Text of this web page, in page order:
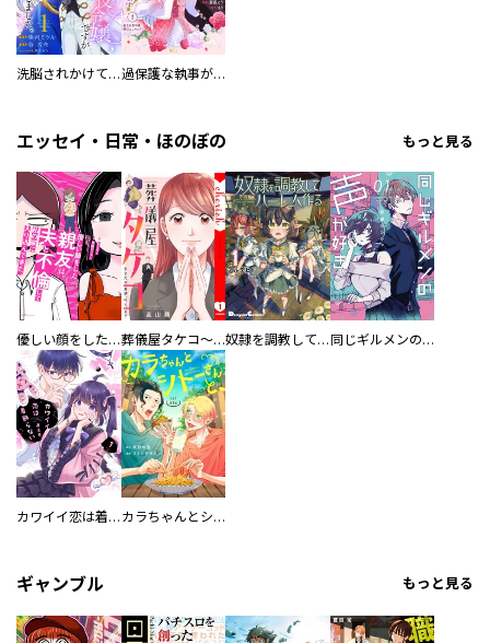
洗脳されかけていた悪役令嬢ですが家出を決意しました。【電子単行本版／特典おまけ付き】 過保護な執事が私の婚活を邪魔してきます！ 分冊版
エッセイ・日常・ほのぼの もっと見る
優しい顔をした親友は、夫と不倫して私の家に入り込んできた。 葬儀屋タケコ～あなたの最期、叶えます【電子単行本版】 奴隷を調教してハーレム作る 同じギルメンの声が好き
カワイイ恋は着飾らない カラちゃんとシトーさんと、 【分冊版】
ギャンブル もっと見る